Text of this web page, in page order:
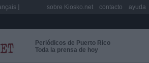
Periódicos de Puerto Rico
Toda la prensa de hoy
] sobre Kiosko.net contacto ayuda